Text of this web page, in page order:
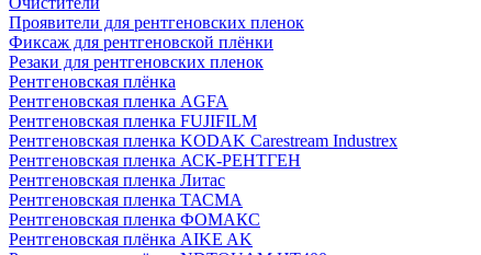
Проявители для рентгеновских пленок
Фиксаж для рентгеновской плёнки
Резаки для рентгеновских пленок
Рентгеновская плёнка
Рентгеновская пленка AGFA
Рентгеновская пленка FUJIFILM
Рентгеновская пленка KODAK Carestream Industrex
Рентгеновская пленка АСК-РЕНТГЕН
Рентгеновская пленка Литас
Рентгеновская пленка ТАСМА
Рентгеновская пленка ФОМАКС
Рентгеновская плёнка AIKE AK